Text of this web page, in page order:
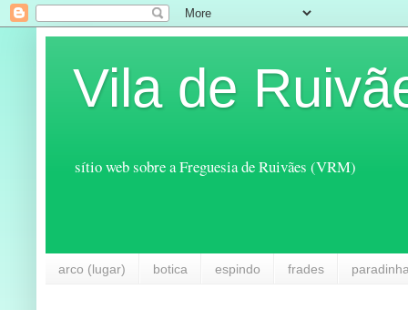
Vila de
sítio web sobre a Freguesia de Ruivães (VRM)
arco (lugar) botica espindo frades